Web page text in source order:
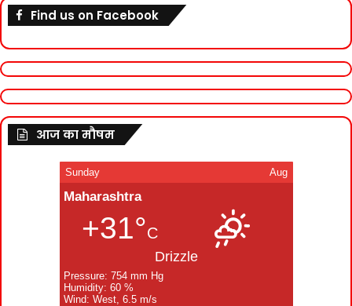
Find us on Facebook
आज का मौषम
Sunday Aug
Maharashtra
+31°C
Drizzle
Pressure: 754 mm Hg
Humidity: 60 %
Wind: West, 6.5 m/s